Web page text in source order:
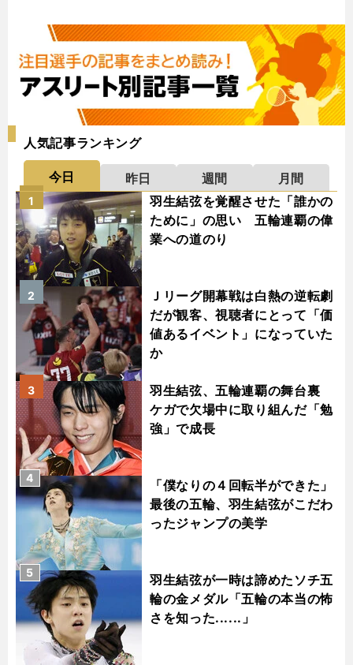
人気記事ランキング
今日 昨日 週間
月間
羽生結弦を覚醒させた「誰かの
ために」の思い 五輪連覇の偉
業への道のり
1
Ｊリーグ開幕戦は白熱の逆転劇
だが観客、視聴者にとって「価
値あるイベント」になっていた
か
2
羽生結弦、五輪連覇の舞台裏
ケガで欠場中に取り組んだ「勉
強」で成長
3
「僕なりの４回転半ができた」
最後の五輪、羽生結弦がこだわ
ったジャンプの美学
4
羽生結弦が一時は諦めたソチ五
輪の金メダル「五輪の本当の怖
さを知った......」
5